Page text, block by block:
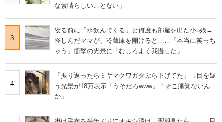
な素晴らしいことない」
3
寝る前に「水飲んでくる」と何度も部屋を出た小5娘→
怪しんだママが、冷蔵庫を開けると……「本当に笑っち
ゃう」衝撃の光景に「むしろよく我慢した」
4
「振り返ったらミヤマクワガタぶら下げてた」→目を疑
う光景が18万表示「うそだろwww」「そこ痛覚ないん
か」